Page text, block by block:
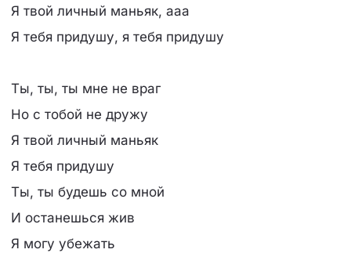
Я твой личный маньяк, ааа
Я тебя придушу, я тебя придушу
Ты, ты, ты мне не враг
Но с тобой не дружу
Я твой личный маньяк
Я тебя придушу
Ты, ты будешь со мной
И останешься жив
Я могу убежать